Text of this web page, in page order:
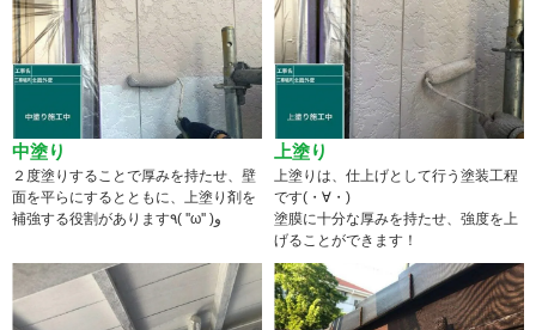
中塗り
２度塗りすることで厚みを持たせ、壁
面を平らにするとともに、上塗り剤を
補強する役割があります٩( ''ω'' )و
上塗り
上塗りは、仕上げとして行う塗装工程
です(・∀・)
塗膜に十分な厚みを持たせ、強度を上
げることができます！